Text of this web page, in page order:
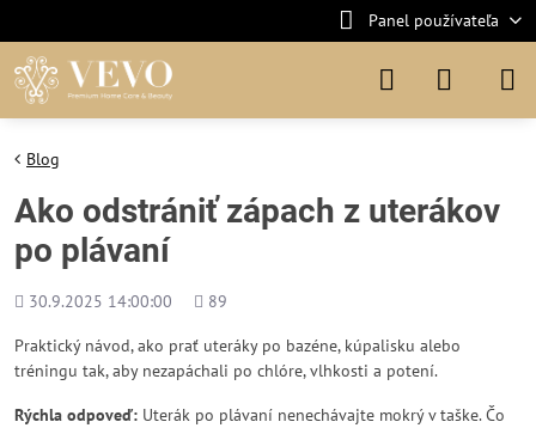
Panel používateľa
Blog
Ako odstrániť zápach z uterákov
po plávaní
Pridané
30.9.2025 14:00:00
Počet
89
Praktický návod, ako prať uteráky po bazéne, kúpalisku alebo
tréningu tak, aby nezapáchali po chlóre, vlhkosti a potení.
Rýchla odpoveď: Uterák po plávaní nenechávajte mokrý v taške. Čo